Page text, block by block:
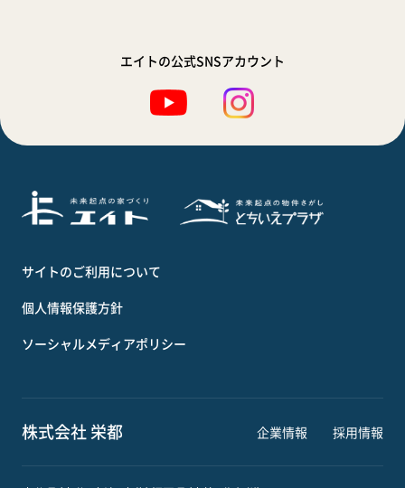
エイトの公式SNSアカウント
サイトのご利用について
個人情報保護方針
ソーシャルメディアポリシー
株式会社 栄都 企業情報 採用情報